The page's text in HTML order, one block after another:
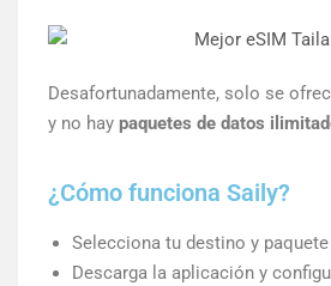
Desafortunadamente, solo se
y no hay paquetes de datos
¿Cómo funciona Saily?
Selecciona tu destino y
Descarga la aplicación y